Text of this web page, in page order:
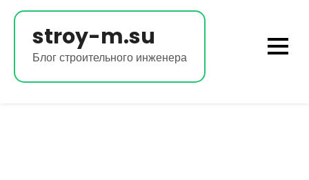
Перейти
содержимому
stroy-m.su
Блог строительного инженера